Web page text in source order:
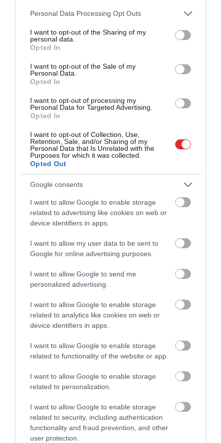
Please note that this website/app uses one or more Google
not limited to your visit or usage behaviour. You may click to
grant or deny consent to Google and its third-party tags to
use your data for below specified purposes in below Google
consent section.
Personal Data Processing Opt Outs
I want to opt-out of the Sharing of my
personal data.
Opted In
I want to opt-out of the Sale of my
Personal Data.
Opted In
I want to opt-out of processing my
Personal Data for Targeted Advertising.
Opted In
I want to opt-out of Collection, Use,
Retention, Sale, and/or Sharing of my
Personal Data that Is Unrelated with the
Purposes for which it was collected.
Opted Out
Google consents
I want to allow Google to enable storage
related to advertising like cookies on web or
device identifiers in apps.
I want to allow my user data to be sent to
Google for online advertising purposes.
I want to allow Google to send me
personalized advertising.
I want to allow Google to enable storage
related to analytics like cookies on web or
device identifiers in apps.
I want to allow Google to enable storage
related to functionality of the website or app.
I want to allow Google to enable storage
related to personalization.
I want to allow Google to enable storage
related to security, including authentication
functionality and fraud prevention, and other
user protection.
“Riga” izsaiņo ungāru dāvanu
spēles sākumā, taču neizmanto